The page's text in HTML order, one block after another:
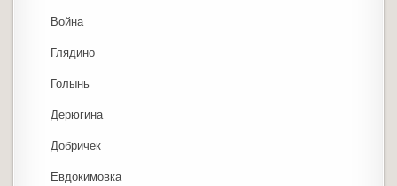
Война
Глядино
Голынь
Дерюгина
Добричек
Евдокимовка